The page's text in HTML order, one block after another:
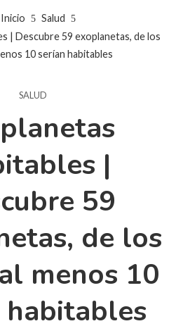
Inicio
Salud
| Descubre 59 exoplanetas, de los
10 serían habitables
SALUD
|
59
de los
menos 10
habitables